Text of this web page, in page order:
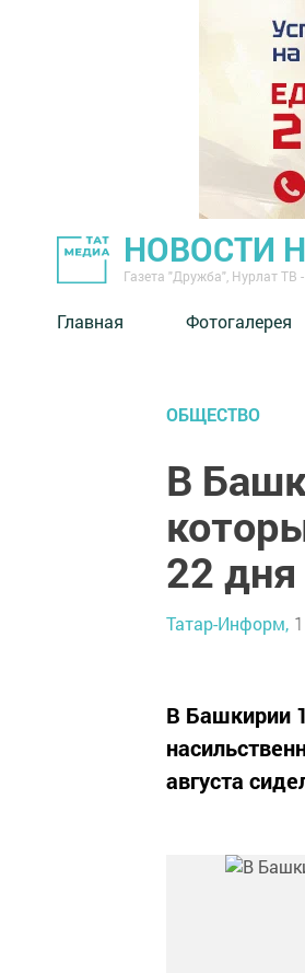
НОВОСТИ
Газета "Дружба", Нурлат ТВ
Главная Фотогалерея
ОБЩЕСТВО
В
22 дня
Татар-Информ,
В Башкирии
августа